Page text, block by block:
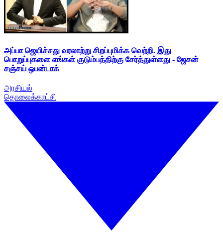
அப்பா ஜெயிச்சது வரலாற்று சிறப்புமிக்க வெற்றி. இது
பொறுப்புகளை எங்கள் குடும்பத்திற்கு சேர்த்துள்ளது - ஜேசன்
சஞ்சய் ஒபன்டாக்
அரசியல்
தொலைக்காட்சி